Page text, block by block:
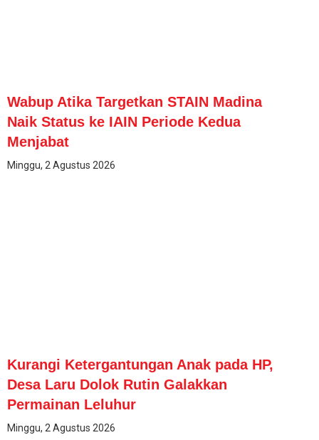
Wabup Atika Targetkan STAIN Madina
Naik Status ke IAIN Periode Kedua
Menjabat
Minggu, 2 Agustus 2026
Kurangi Ketergantungan Anak pada HP,
Desa Laru Dolok Rutin Galakkan
Permainan Leluhur
Minggu, 2 Agustus 2026